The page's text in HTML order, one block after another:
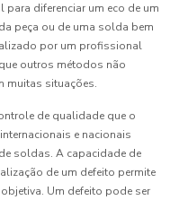
para diferenciar um eco de um
peça ou de uma solda bem
por um profissional
outros métodos não
muitas situações.
de qualidade que o
e nacionais
soldas. A capacidade de
de um defeito permite
Um defeito pode ser